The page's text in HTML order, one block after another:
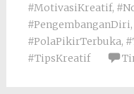
#MotivasiKreatif,
#PengembanganDiri,
#PolaPikirTerbuka,
#TipsKreatif